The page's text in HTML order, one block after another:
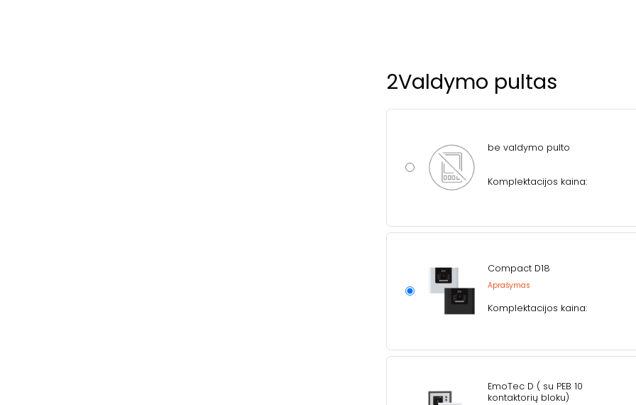
2Valdymo pultas
be valdymo pulto
Komplektacijos kaina:
Compact D18
Aprašymas
Komplektacijos kaina:
EmoTec D ( su PEB 10
kontaktorių bloku)